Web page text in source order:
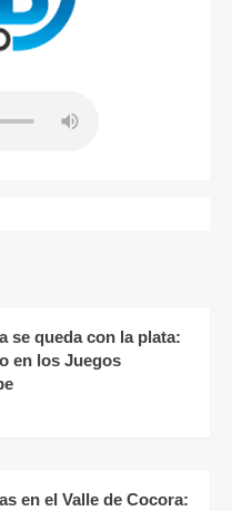
se queda con la plata:
en los Juegos
en el Valle de Cocora: